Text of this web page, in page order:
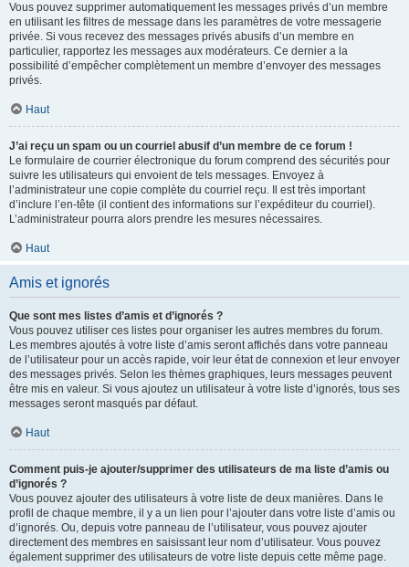
Vous pouvez supprimer automatiquement les messages privés d’un membre
en utilisant les filtres de message dans les paramètres de votre messagerie
privée. Si vous recevez des messages privés abusifs d’un membre en
particulier, rapportez les messages aux modérateurs. Ce dernier a la
possibilité d’empêcher complètement un membre d’envoyer des messages
privés.
Haut
J’ai reçu un spam ou un courriel abusif d’un membre de ce forum !
Le formulaire de courrier électronique du forum comprend des sécurités pour
suivre les utilisateurs qui envoient de tels messages. Envoyez à
l’administrateur une copie complète du courriel reçu. Il est très important
d’inclure l’en-tête (il contient des informations sur l’expéditeur du courriel).
L’administrateur pourra alors prendre les mesures nécessaires.
Haut
Amis et ignorés
Que sont mes listes d’amis et d’ignorés ?
Vous pouvez utiliser ces listes pour organiser les autres membres du forum.
Les membres ajoutés à votre liste d’amis seront affichés dans votre panneau
de l’utilisateur pour un accès rapide, voir leur état de connexion et leur envoyer
des messages privés. Selon les thèmes graphiques, leurs messages peuvent
être mis en valeur. Si vous ajoutez un utilisateur à votre liste d’ignorés, tous ses
messages seront masqués par défaut.
Haut
Comment puis-je ajouter/supprimer des utilisateurs de ma liste d’amis ou
d’ignorés ?
Vous pouvez ajouter des utilisateurs à votre liste de deux manières. Dans le
profil de chaque membre, il y a un lien pour l’ajouter dans votre liste d’amis ou
d’ignorés. Ou, depuis votre panneau de l’utilisateur, vous pouvez ajouter
directement des membres en saisissant leur nom d’utilisateur. Vous pouvez
également supprimer des utilisateurs de votre liste depuis cette même page.